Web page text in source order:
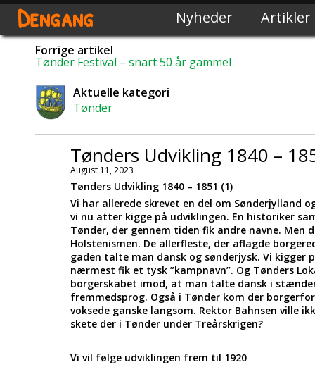
Dengang Nyheder Artikler
Forrige artikel
Tønder Festival – snart 50 år gammel
Aktuelle kategori
Tønder
Tønders Udvikling 1840 –
August 11, 2023
Tønders Udvikling 1840 – 1851 (1)
Vi har allerede skrevet en del om Sønderjylland
vi nu atter kigge på udviklingen. En historiker
Tønder, der gennem tiden fik andre navne. Men
Holstenismen. De allerfleste, der aflagde
gaden talte man dansk og sønderjysk. Vi
nærmest fik et tysk ”kampnavn”. Og Tønders
borgerskabet imod, at man talte dansk i
fremmedsprog. Også i Tønder kom der
voksede ganske langsom. Rektor Bahnsen ville
skete der i Tønder under Treårskrigen?
Vi vil følge udviklingen frem til 1920